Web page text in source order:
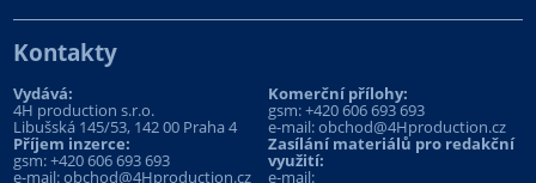
Kontakty
Vydává:
4H production s.r.o.
Libušská 145/53, 142 00 Praha 4
Příjem inzerce:
gsm:+420 606 693 693
e-mail:obchod@4Hproduction.cz
Komerční přílohy:
gsm:+420 606 693 693
e-mail:obchod@4Hproduction.cz
Zasílání materiálů pro redakční
využití:
e-mail: